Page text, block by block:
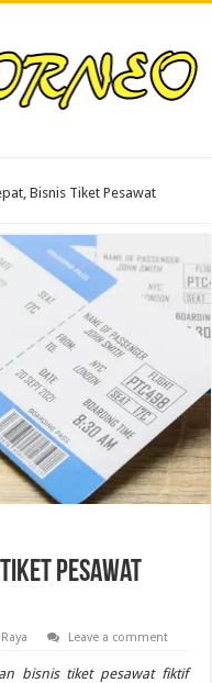
Bisnis Tiket Pesawat
Pesawat
Leave a comment
bisnis tiket pesawat fiktif